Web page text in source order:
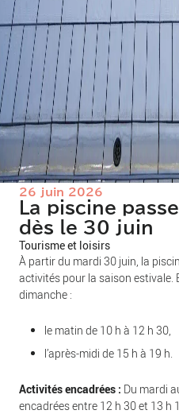
26 juin 2026
La piscine
dès le 30 juin
Tourisme et loisirs
À partir du mardi 30 juin, la
activités pour la saison estivale.
dimanche :
le matin de 10 h à 12 h 30,
l’après-midi de 15 h à 19 h.
Activités encadrées : Du mardi
encadrées entre 12 h 30 et 13 h